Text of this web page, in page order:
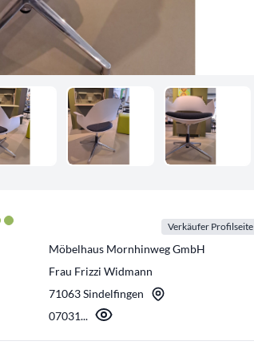
Verkäufer Profilseite
Möbelhaus Mornhinweg GmbH
Frau Frizzi Widmann
71063 Sindelfingen
07031...